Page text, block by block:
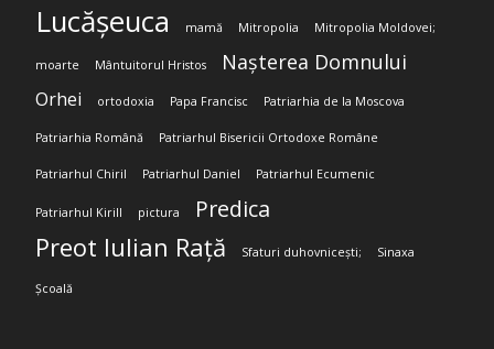
Lucășeuca mamă Mitropolia Mitropolia Moldovei;
moarte Mântuitorul Hristos Nașterea Domnului
Orhei ortodoxia Papa Francisc Patriarhia de la Moscova
Patriarhia Română Patriarhul Bisericii Ortodoxe Române
Patriarhul Chiril Patriarhul Daniel Patriarhul Ecumenic
Patriarhul Kirill pictura Predica
Preot Iulian Rață Sfaturi duhovnicești; Sinaxa
Școală